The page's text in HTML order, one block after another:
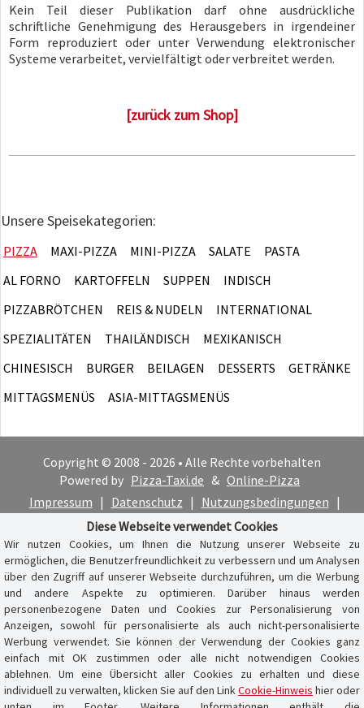
Kein Teil dieser Publikation darf ohne ausdrückliche
schriftliche Genehmigung des Herausgebers in irgendeiner
Form reproduziert oder unter Verwendung elektronischer
Systeme verarbeitet, vervielfältigt oder verbreitet werden.
[zurück zum Shop]
Unsere Speisekategorien:
PIZZA MAXI-PIZZA MINI-PIZZA SALATE
PASTA
AL FORNO
KARTOFFELN SUPPEN
INDISCH
PIZZABRÖTCHEN
REIS & NUDELN
INTERNATIONAL
SPEZIALITÄTEN
THAILÄNDISCH
MEXIKANISCH
CHINESISCH
BURGER BEILAGEN DESSERTS
GETRÄNKE
MITTAGSMENÜS
ASIA-MITTAGSMENÜS
Copyright © 2008 - 2026 • Alle Rechte vorbehalten
Powered by Pizza-Taxi.de & Online-Pizza
Impressum | Datenschutz | Nutzungsbedingungen |
Cookie-Hinweis
Diese Webseite verwendet Cookies
Wir nutzen Cookies, um Ihnen die Nutzung unserer Webseite zu
ermöglichen, die Benutzerfreundlichkeit zu verbessern und um Analysen
über den Zugriff auf unserer Webseite durchzuführen, um die Werbung
und andere Aspekte zu optimieren. Darüber hinaus werden
personenbezogene Daten und Cookies zur Personalisierung von
Anzeigen, sowohl für personalisierte als auch nicht-personalisierte
Werbung verwendet. Sie können der Verwendung der Cookies ganz
einfach mit OK zustimmen oder alle nicht notwendigen Cookies
ablehnen. Um eine Übersicht aller Cookies zu erhalten und diese
individuell zu verwalten, klicken Sie auf den LinkCookie-Hinweis hier oder